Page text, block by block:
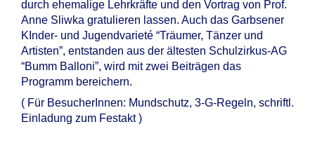
durch ehemalige Lehrkräfte und den Vortrag von Prof.
Anne Sliwka gratulieren lassen. Auch das Garbsener
KInder- und Jugendvarieté “Träumer, Tänzer und
Artisten”, entstanden aus der ältesten Schulzirkus-AG
“Bumm Balloni”, wird mit zwei Beiträgen das
Programm bereichern.
( Für BesucherInnen: Mundschutz, 3-G-Regeln, schriftl.
Einladung zum Festakt )